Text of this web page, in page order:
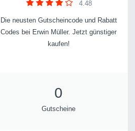
4.48
Die neusten Gutscheincode und Rabatt
Codes bei Erwin Müller. Jetzt günstiger
kaufen!
0
Gutscheine